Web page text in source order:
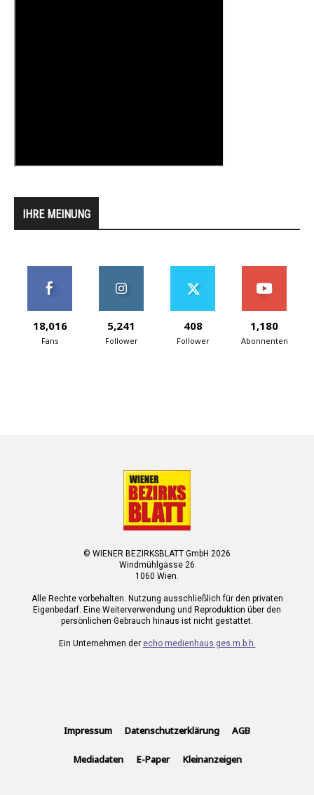
IHRE MEINUNG
18,016
Fans
5,241
Follower
408
Follower
1,180
Abonnenten
© WIENER BEZIRKSBLATT GmbH 2026
Windmühlgasse 26
1060 Wien.
Alle Rechte vorbehalten. Nutzung ausschließlich für den privaten
Eigenbedarf. Eine Weiterverwendung und Reproduktion über den
persönlichen Gebrauch hinaus ist nicht gestattet.
Ein Unternehmen der echo medienhaus ges.m.b.h.
Impressum Datenschutzerklärung AGB
Mediadaten E-Paper Kleinanzeigen